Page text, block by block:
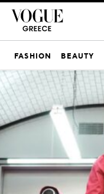
FASHION BEAUTY